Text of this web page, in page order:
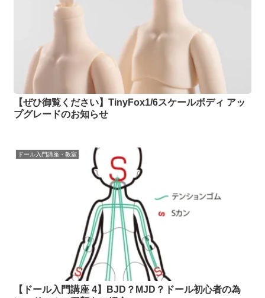
【ぜひ御覧ください】TinyFox1/6スケールボディ アッ
プグレードのお知らせ
ドール入門講座・教室
【ドール入門講座 4】BJD？MJD？ドール初心者の為